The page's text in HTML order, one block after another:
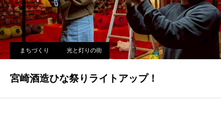
まちづくり 光と灯りの街
宮崎酒造ひな祭りライトアップ！